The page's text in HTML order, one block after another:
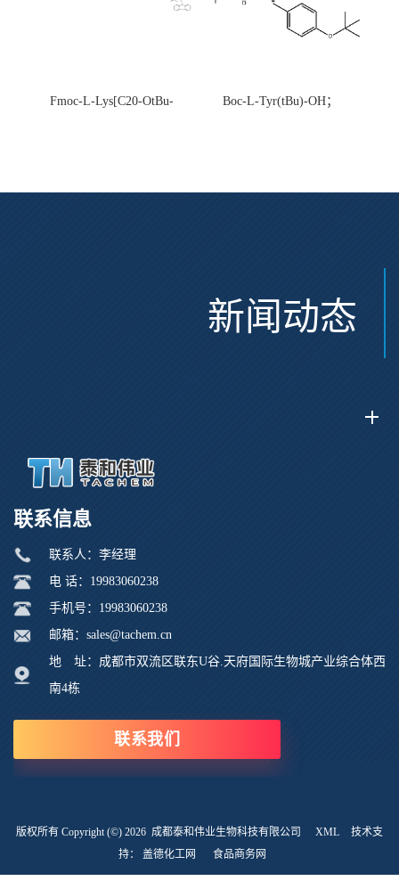
Fmoc-L-Lys[C20-OtBu-
Boc-L-Tyr(tBu)-OH；
新闻动态
联系信息
联系人：李经理
电 话：19983060238
手机号：19983060238
邮箱：sales@tachem.cn
地 址：成都市双流区联东U谷.天府国际生物城产业综合体西
南4栋
联系我们
版权所有 Copyright (©) 2026 成都泰和伟业生物科技有限公司 XML
技术支
持： 盖德化工网 食品商务网